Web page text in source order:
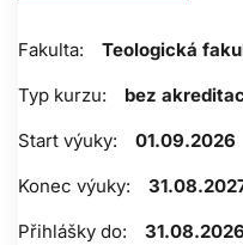
Fakulta:
Teologická
Typ kurzu:
bez
Start výuky:
01.09.2026
Konec výuky:
Přihlášky do:
31.08.2026